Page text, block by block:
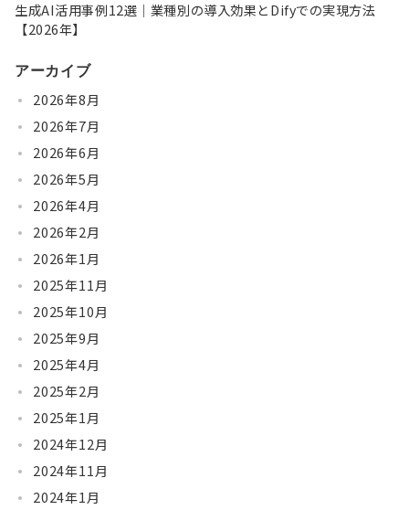
生成AI活用事例12選｜業種別の導入効果とDifyでの実現方法
【2026年】
アーカイブ
2026年8月
2026年7月
2026年6月
2026年5月
2026年4月
2026年2月
2026年1月
2025年11月
2025年10月
2025年9月
2025年4月
2025年2月
2025年1月
2024年12月
2024年11月
2024年1月